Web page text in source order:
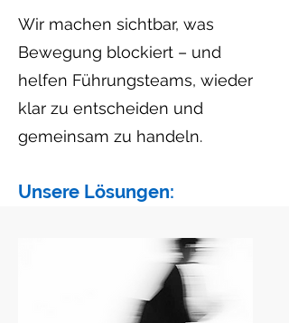
Wir machen sichtbar, was
Bewegung blockiert – und
helfen Führungsteams, wieder
klar zu entscheiden und
gemeinsam zu handeln.
Unsere Lösungen: